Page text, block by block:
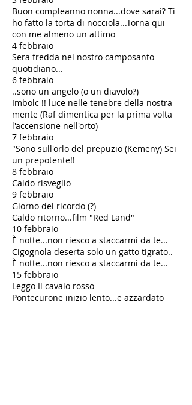
Buon compleanno nonna...dove sarai? Ti
ho fatto la torta di nocciola...Torna qui
con me almeno un attimo
4 febbraio
Sera fredda nel nostro camposanto
quotidiano...
6 febbraio
..sono un angelo (o un diavolo?)
Imbolc !! luce nelle tenebre della nostra
mente (Raf dimentica per la prima volta
l'accensione nell'orto)
7 febbraio
"Sono sull'orlo del prepuzio (Kemeny) Sei
un prepotente!!
​8 febbraio
Caldo risveglio
9 febbraio
Giorno del ricordo (?)
Caldo ritorno...film "Red Land"
10 febbraio
È notte...non riesco a staccarmi da te...
Cigognola deserta solo un gatto tigrato..
È notte...non riesco a staccarmi da te...
15 febbraio
Leggo Il cavalo rosso
Pontecurone inizio lento...e azzardato